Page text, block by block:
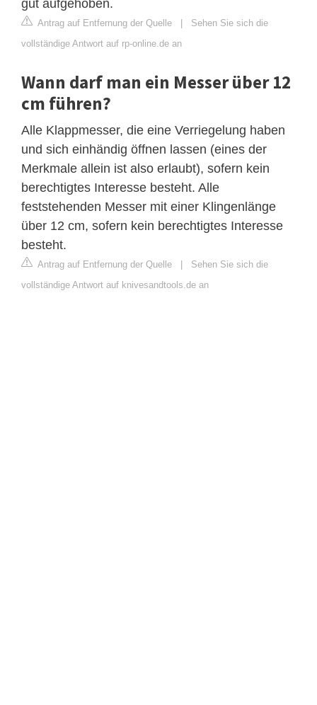
gut aufgehoben.
Antrag auf Entfernung der Quelle | Sehen Sie sich die
vollständige Antwort auf rp-online.de an
Wann darf man ein Messer über 12
cm führen?
Alle Klappmesser, die eine Verriegelung haben
und sich einhändig öffnen lassen (eines der
Merkmale allein ist also erlaubt), sofern kein
berechtigtes Interesse besteht. Alle
feststehenden Messer mit einer Klingenlänge
über 12 cm, sofern kein berechtigtes Interesse
besteht.
Antrag auf Entfernung der Quelle | Sehen Sie sich die
vollständige Antwort auf knivesandtools.de an